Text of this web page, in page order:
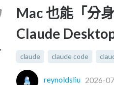
Mac 也能「分
Claude
claude claude code
reynoldsliu 2026-